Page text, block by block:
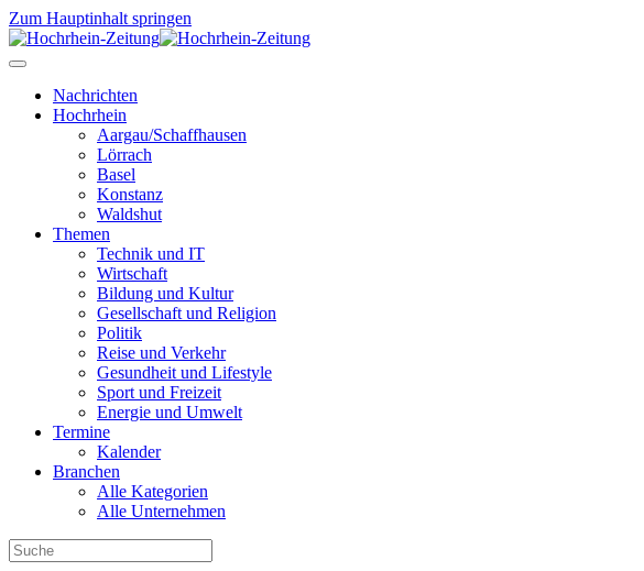
Zum Hauptinhalt springen
Nachrichten
Hochrhein
Aargau/Schaffhausen
Lörrach
Basel
Konstanz
Waldshut
Themen
Technik und IT
Wirtschaft
Bildung und Kultur
Gesellschaft und Religion
Politik
Reise und Verkehr
Gesundheit und Lifestyle
Sport und Freizeit
Energie und Umwelt
Termine
Kalender
Branchen
Alle Kategorien
Alle Unternehmen